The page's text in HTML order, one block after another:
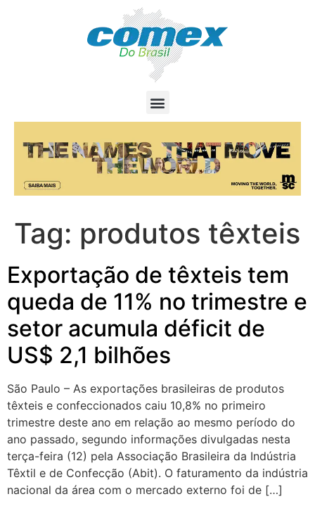
Tag: produtos têxteis
Exportação de têxteis tem
queda de 11% no trimestre e
setor acumula déficit de
US$ 2,1 bilhões
São Paulo – As exportações brasileiras de produtos
têxteis e confeccionados caiu 10,8% no primeiro
trimestre deste ano em relação ao mesmo período do
ano passado, segundo informações divulgadas nesta
terça-feira (12) pela Associação Brasileira da Indústria
Têxtil e de Confecção (Abit). O faturamento da indústria
nacional da área com o mercado externo foi de […]